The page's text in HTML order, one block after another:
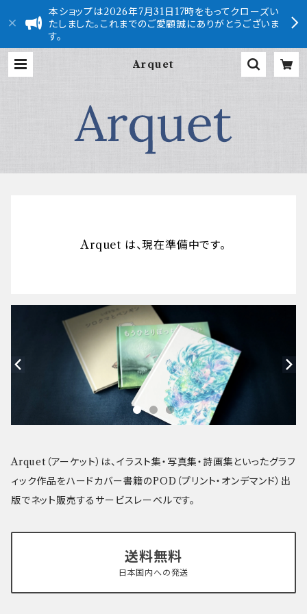
本ショップは2026年7月31日17時をもってクローズい
たしました。これまでのご愛顧誠にありがとうございま
す。
Arquet
Arquet は、現在準備中です。
Arquet（アーケット）は、イラスト集・写真集・詩画集といったグラフ
ィック作品をハードカバー書籍のPOD（プリント・オンデマンド）出
版でネット販売するサービスレーベルです。
送料無料
日本国内への発送